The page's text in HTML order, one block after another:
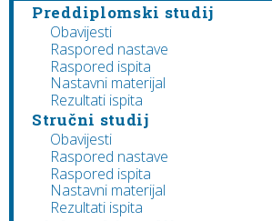
Preddiplomski studij
Obavijesti
Raspored nastave
Raspored ispita
Nastavni materijal
Rezultati ispita
Stručni studij
Obavijesti
Raspored nastave
Raspored ispita
Nastavni materijal
Rezultati ispita